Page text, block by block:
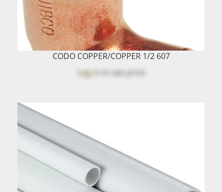
CODO COPPER/COPPER 1/2 607
Log into see price